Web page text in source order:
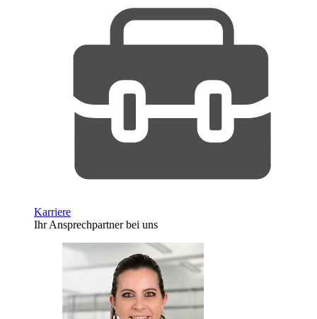
Karriere
Ihr Ansprechpartner bei uns